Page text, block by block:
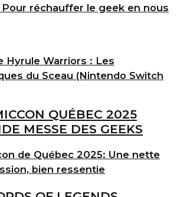
Pour réchauffer le geek en nous
Hyrule Warriors : Les
du Sceau (Nintendo Switch
de Québec 2025: Une nette
bien ressentie